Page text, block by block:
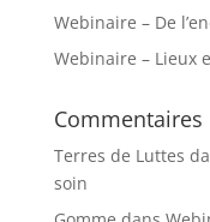
Webinaire – De
Webinaire – Lieux
Commentaires
Terres de Luttes
soin